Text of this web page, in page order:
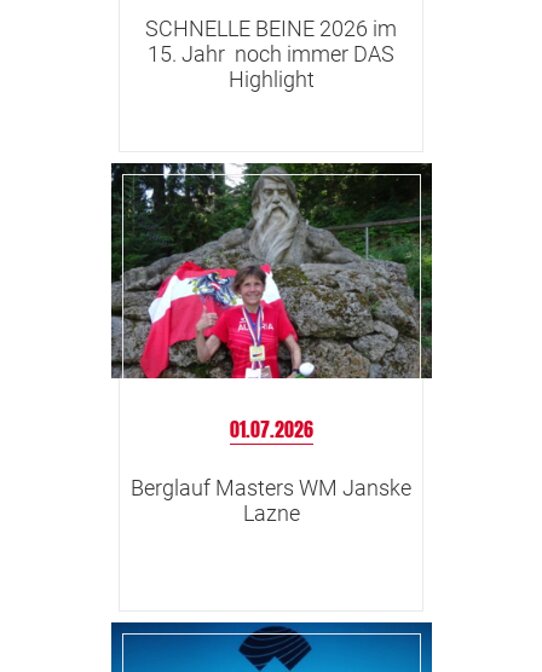
SCHNELLE BEINE 2026 im
15. Jahr noch immer DAS
Highlight
01.07.2026
Berglauf Masters WM Janske
Lazne